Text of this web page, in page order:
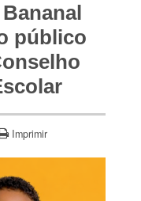
público
Imprimir